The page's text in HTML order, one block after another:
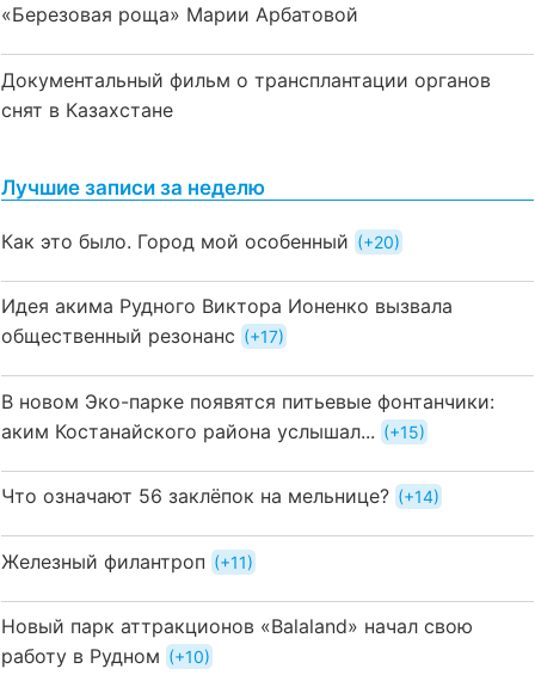
«Березовая роща» Марии Арбатовой
Документальный фильм о трансплантации органов
снят в Казахстане
Лучшие записи за неделю
Как это было. Город мой особенный +20
Идея акима Рудного Виктора Ионенко вызвала
общественный резонанс
+17
В новом Эко-парке появятся питьевые фонтанчики:
аким Костанайского района услышал...
+15
Что означают 56 заклёпок на мельнице? +14
Железный филантроп +11
Новый парк аттракционов «Balaland» начал свою
работу в Рудном
+10